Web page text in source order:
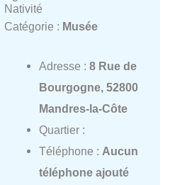
Nativité
Catégorie : Musée
Adresse : 8 Rue de
Bourgogne, 52800
Mandres-la-Côte
Quartier :
Téléphone : Aucun
téléphone ajouté